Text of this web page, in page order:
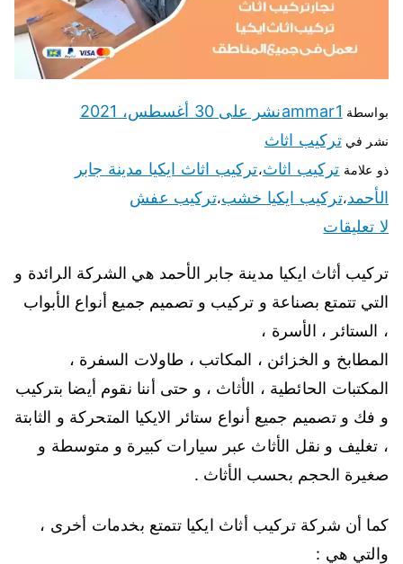
بواسطة ammar1نشر على 30 أغسطس، 2021
نشر فيتركيب اثاث
ذو علامة تركيب اثاث،تركيب اثاث ايكيا مدينة جابر
الأحمد،تركيب ايكيا خشب،تركيب عفش
لا تعليقات
تركيب أثاث ايكيا مدينة جابر الأحمد هي الشركة الرائدة و
التي تتمتع بصناعة و تركيب و تصميم جميع أنواع الأبواب
، الستائر ، الأسرة ،
المطابخ و الخزائن ، المكاتب ، طاولات السفرة ،
المكتبات الحائطية ، الأثاث ، و حتى أننا نقوم أيضا بتركيب
و فك و تصميم جميع أنواع ستائر الايكيا المتحركة و الثابتة
، تغليف و نقل الأثاث عبر سيارات كبيرة و متوسطة و
صغيرة الحجم بحسب الأثاث .
كما أن شركة تركيب أثاث ايكيا تتمتع بخدمات أخرى ،
والتي هي :